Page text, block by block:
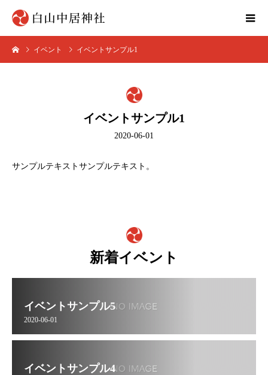
イベント イベントサンプル1
イベントサンプル1
2020-06-01
サンプルテキストサンプルテキスト。
新着イベント
イベントサンプル5
2020-06-01
イベントサンプル4